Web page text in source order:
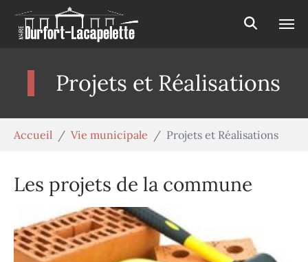
Aller au contenu principal
Projets et Réalisations
Accueil Vie municipale Projets et Réalisations
Les projets de la commune
Panneau de gestion des cookies